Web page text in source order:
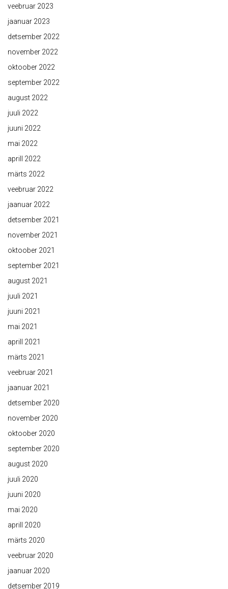
veebruar 2023
jaanuar 2023
detsember 2022
november 2022
oktoober 2022
september 2022
august 2022
juuli 2022
juuni 2022
mai 2022
aprill 2022
märts 2022
veebruar 2022
jaanuar 2022
detsember 2021
november 2021
oktoober 2021
september 2021
august 2021
juuli 2021
juuni 2021
mai 2021
aprill 2021
märts 2021
veebruar 2021
jaanuar 2021
detsember 2020
november 2020
oktoober 2020
september 2020
august 2020
juuli 2020
juuni 2020
mai 2020
aprill 2020
märts 2020
veebruar 2020
jaanuar 2020
detsember 2019